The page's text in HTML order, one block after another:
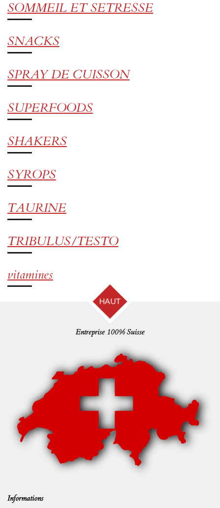
SOMMEIL ET SETRESSE
SNACKS
SPRAY DE CUISSON
SUPERFOODS
SHAKERS
SYROPS
TAURINE
TRIBULUS/TESTO
vitamines
HAUT
Entreprise 100% Suisse
Informations